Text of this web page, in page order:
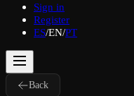
Sign in
Register
ES/EN/PT
Back